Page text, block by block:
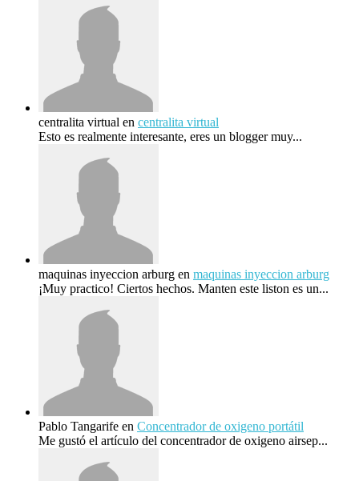
centralita virtual en centralita virtual
Esto es realmente interesante, eres un blogger muy...
maquinas inyeccion arburg en maquinas inyeccion arburg
¡Muy practico! Ciertos hechos. Manten este liston es un...
Pablo Tangarife en Concentrador de oxigeno portátil
Me gustó el artículo del concentrador de oxigeno airsep...